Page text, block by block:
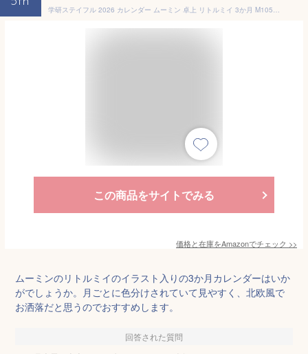
学研ステイフル 2026 カレンダー ムーミン 卓上 リトルミイ 3か月 M10501 2026年 1月始まり
この商品をサイトでみる
価格と在庫をAmazonでチェック >>
ムーミンのリトルミイのイラスト入りの3か月カレンダーはいか
がでしょうか。月ごとに色分けされていて見やすく、北欧風で
お洒落だと思うのでおすすめします。
回答された質問